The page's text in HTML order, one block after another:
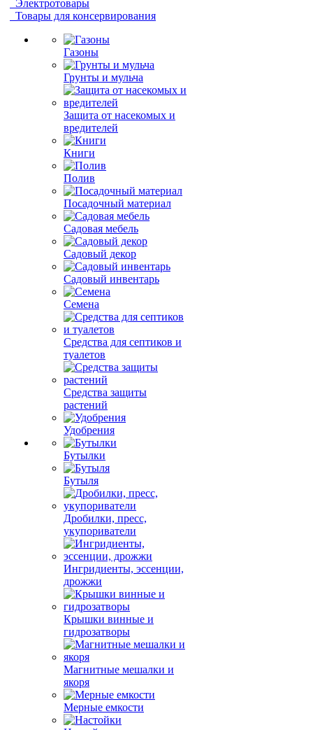
Электротовары
Товары для консервирования
Газоны
Грунты и мульча
Защита от насекомых и
вредителей
Книги
Полив
Посадочный материал
Садовая мебель
Садовый декор
Садовый инвентарь
Семена
Средства для септиков и
туалетов
Средства защиты
растений
Удобрения
Бутылки
Бутыля
Дробилки, пресс,
укупориватели
Ингридиенты, эссенции,
дрожжи
Крышки винные и
гидрозатворы
Магнитные мешалки и
якоря
Мерные емкости